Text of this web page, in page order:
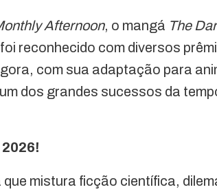
Afternoon, o mangá The
reconhecido com diversos
com sua adaptação para
dos grandes sucessos da
mistura ficção científica,